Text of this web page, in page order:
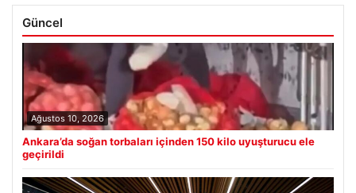
Güncel
Ağustos 10, 2026
Ankara’da soğan torbaları içinden 150 kilo uyuşturucu ele
geçirildi